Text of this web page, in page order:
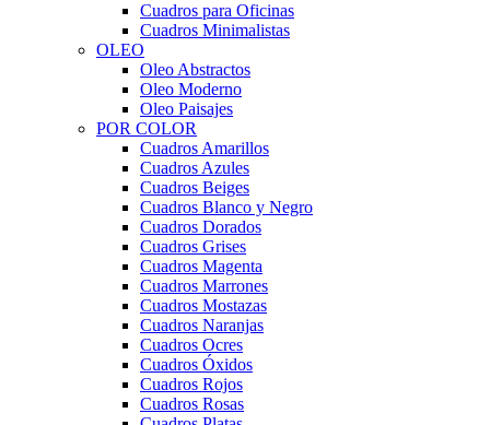
Cuadros para Oficinas
Cuadros Minimalistas
OLEO
Oleo Abstractos
Oleo Moderno
Oleo Paisajes
POR COLOR
Cuadros Amarillos
Cuadros Azules
Cuadros Beiges
Cuadros Blanco y Negro
Cuadros Dorados
Cuadros Grises
Cuadros Magenta
Cuadros Marrones
Cuadros Mostazas
Cuadros Naranjas
Cuadros Ocres
Cuadros Óxidos
Cuadros Rojos
Cuadros Rosas